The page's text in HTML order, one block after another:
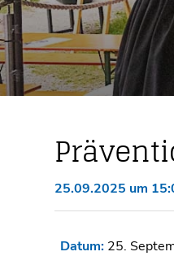
25.09.2025 um
Datum: 25.